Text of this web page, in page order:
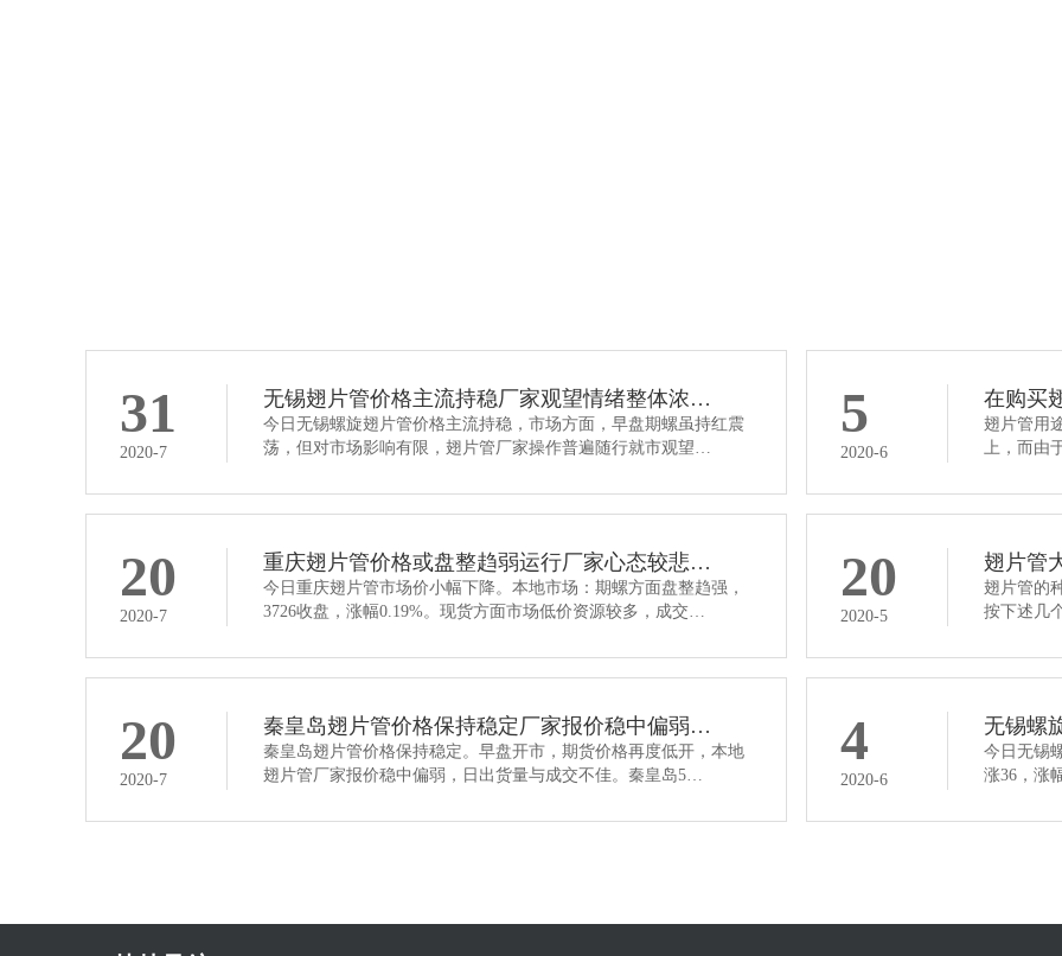
31
2020-7
无锡翅片管价格主流持稳厂家观望情绪整体浓…
今日无锡螺旋翅片管价格主流持稳，市场方面，早盘期螺虽持红震
荡，但对市场影响有限，翅片管厂家操作普遍随行就市观望…
5
2020-6
在购买
翅片管用
上，而由
20
2020-7
重庆翅片管价格或盘整趋弱运行厂家心态较悲…
今日重庆翅片管市场价小幅下降。本地市场：期螺方面盘整趋强，
3726收盘，涨幅0.19%。现货方面市场低价资源较多，成交…
20
2020-5
翅片管
翅片管的
按下述几
20
2020-7
秦皇岛翅片管价格保持稳定厂家报价稳中偏弱…
秦皇岛翅片管价格保持稳定。早盘开市，期货价格再度低开，本地
翅片管厂家报价稳中偏弱，日出货量与成交不佳。秦皇岛5…
4
2020-6
无锡螺
今日无锡
涨36，涨